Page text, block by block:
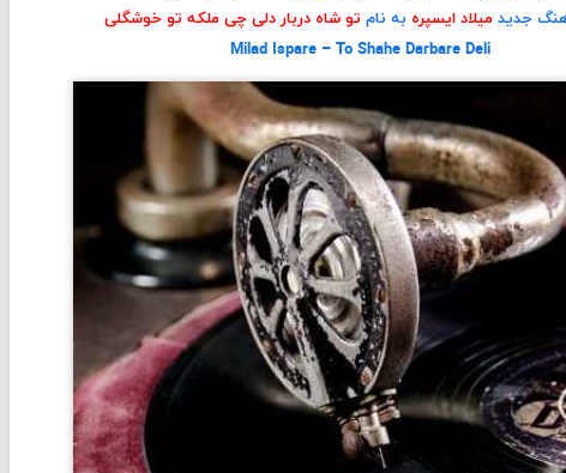
جدید میلاد ایسپره به نام تو شاه دربار دلی چی ملکه تو خوشگلی
Milad Ispare – To Shahe Darbare Deli